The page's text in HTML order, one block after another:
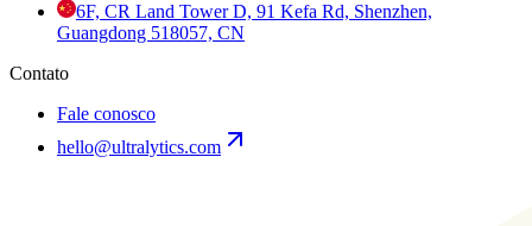
6F, CR Land Tower D, 91 Kefa Rd, Shenzhen,
Guangdong 518057, CN
Contato
Fale conosco
hello@ultralytics.com